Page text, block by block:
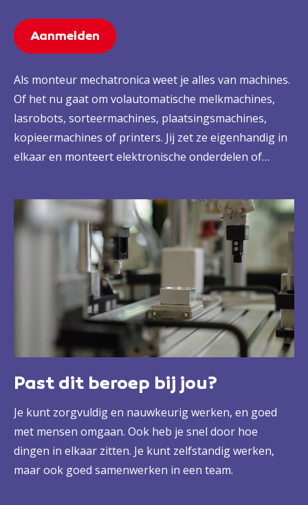
Aanmelden
Als monteur mechatronica weet je alles van machines.
Of het nu gaat om volautomatische melkmachines,
lasrobots, sorteermachines, plaatsingsmachines,
kopieermachines of printers. Jij zet ze eigenhandig in
elkaar en monteert elektronische onderdelen of
alleen. Je stelt ze ook in met behulp van computers,
zorgt voor het onderhoud en staat klaar bij storingen
of problemen. Met veel eigen verantwoordelijkheid,
maar ook goede ondersteuning van je
leidinggevende.
Past dit beroep bij jou?
Je kunt zorgvuldig en nauwkeurig werken, en goed
met mensen omgaan. Ook heb je snel door hoe
dingen in elkaar zitten. Je kunt zelfstandig werken,
maar ook goed samenwerken in een team.